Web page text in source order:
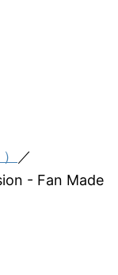
／
- Fan Made